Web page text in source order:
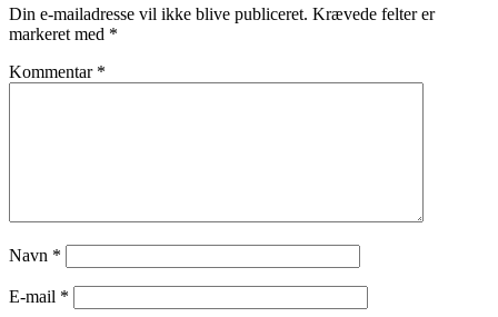
Din e-mailadresse vil ikke blive publiceret. Krævede felter er
markeret med *
Kommentar *
Navn *
E-mail *